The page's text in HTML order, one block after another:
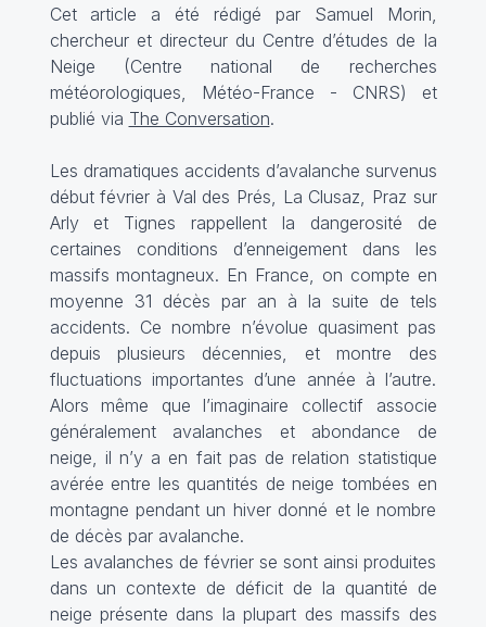
Cet article a été rédigé par Samuel Morin,
chercheur et directeur du Centre d’études de la
Neige (Centre national de recherches
météorologiques, Météo-France - CNRS) et
publié via The Conversation.
Les dramatiques accidents d’avalanche survenus
début février à Val des Prés, La Clusaz, Praz sur
Arly et Tignes rappellent la dangerosité de
certaines conditions d’enneigement dans les
massifs montagneux. En France, on compte en
moyenne 31 décès par an à la suite de tels
accidents. Ce nombre n’évolue quasiment pas
depuis plusieurs décennies, et montre des
fluctuations importantes d’une année à l’autre.
Alors même que l’imaginaire collectif associe
généralement avalanches et abondance de
neige, il n’y a en fait pas de relation statistique
avérée entre les quantités de neige tombées en
montagne pendant un hiver donné et le nombre
de décès par avalanche.
Les avalanches de février se sont ainsi produites
dans un contexte de déficit de la quantité de
neige présente dans la plupart des massifs des